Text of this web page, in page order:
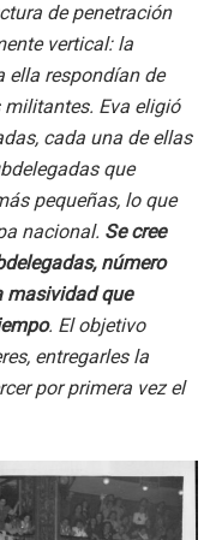
de penetración
vertical: la
ella respondían de
Eva eligió
cada una de ellas
que
pequeñas, lo que
nacional. Se cree
número
masividad que
. El objetivo
entregarles la
por primera vez el